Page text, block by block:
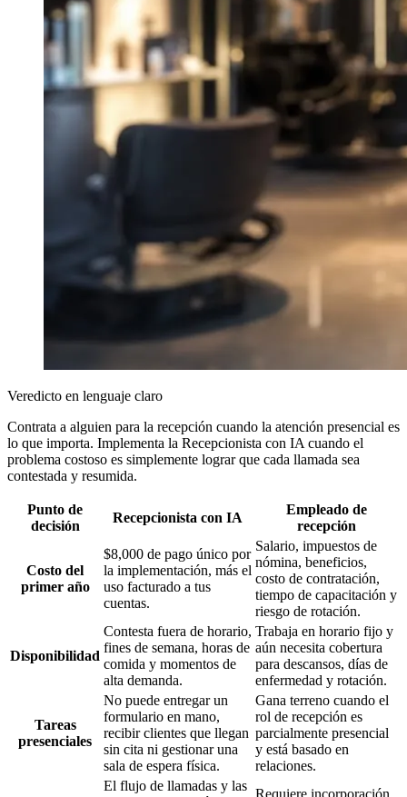
Veredicto en lenguaje claro
Contrata a alguien para la recepción cuando la atención presencial es
lo que importa. Implementa la Recepcionista con IA cuando el
problema costoso es simplemente lograr que cada llamada sea
contestada y resumida.
Punto de
decisión
Recepcionista con IA
Empleado de
recepción
Costo del
primer año
$8,000 de pago único por
la implementación, más el
uso facturado a tus
cuentas.
Salario, impuestos de
nómina, beneficios,
costo de contratación,
tiempo de capacitación y
riesgo de rotación.
Disponibilidad
Contesta fuera de horario,
fines de semana, horas de
comida y momentos de
alta demanda.
Trabaja en horario fijo y
aún necesita cobertura
para descansos, días de
enfermedad y rotación.
Tareas
presenciales
No puede entregar un
formulario en mano,
recibir clientes que llegan
sin cita ni gestionar una
sala de espera física.
Gana terreno cuando el
rol de recepción es
parcialmente presencial
y está basado en
relaciones.
El flujo de llamadas y las
Requiere incorporación,